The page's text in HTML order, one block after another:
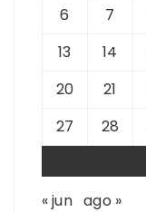
6
7
13
14
20
21
27
28
« jun ago »